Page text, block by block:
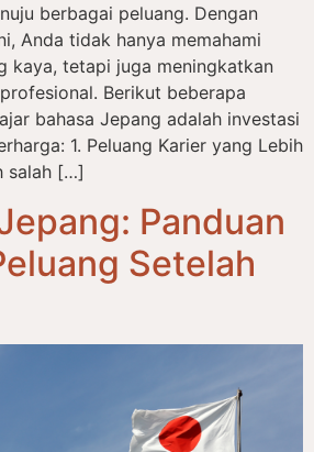
berbagai peluang. Dengan
Anda tidak hanya memahami
kaya, tetapi juga meningkatkan
Berikut beberapa
bahasa Jepang adalah investasi
1. Peluang Karier yang Lebih
salah […]
Panduan
Setelah